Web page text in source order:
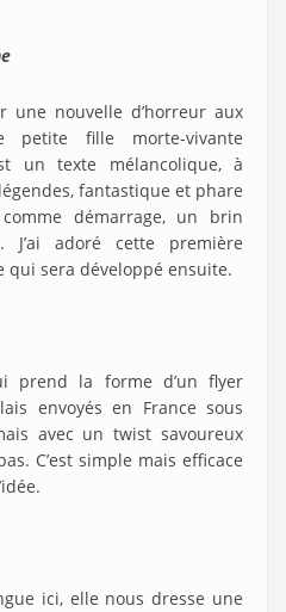
une nouvelle d’horreur aux
petite fille morte-vivante
un texte mélancolique, à
fantastique et phare
démarrage, un brin
adoré cette première
sera développé ensuite.
prend la forme d’un flyer
envoyés en France sous
avec un twist savoureux
C’est simple mais efficace
ici, elle nous dresse une